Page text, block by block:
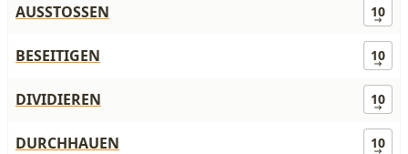
AUSSTOSSEN 10
BESEITIGEN 10
DIVIDIEREN 10
DURCHHAUEN 10